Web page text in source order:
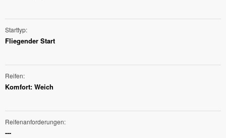
Starttyp
Fliegender Start
Reifen
Komfort: Weich
Reifenanforderungen
---